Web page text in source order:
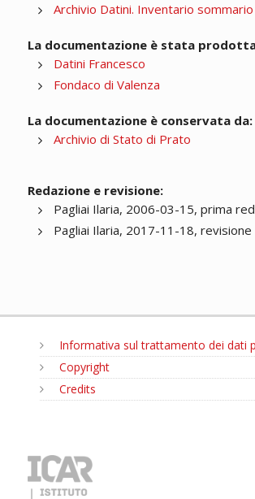
Archivio Datini. Inventario sommario
La documentazione è stata
Datini Francesco
Fondaco di Valenza
La documentazione è conservata da:
Archivio di Stato di Prato
Redazione e revisione:
Pagliai Ilaria, 2006-03-15, prima
Pagliai Ilaria, 2017-11-18, revisione
Informativa sul trattamento dei dati
Copyright
Credits